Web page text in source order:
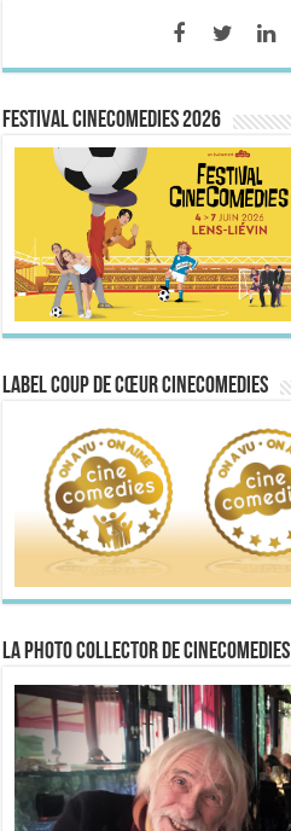
FESTIVAL CINECOMEDIES 2026
Label Coup de Cœur CineComedies
La Photo collector de CineComedies